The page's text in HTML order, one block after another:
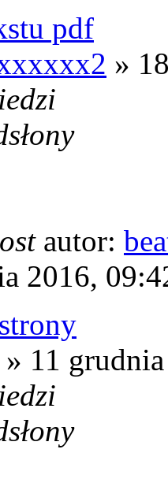
pdf
»
autor:
2016,
11